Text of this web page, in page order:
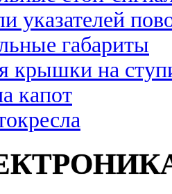
указателей
габариты
крышки на
капот